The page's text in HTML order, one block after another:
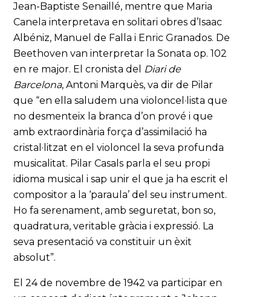
Jean-Baptiste Senaillé, mentre que Maria
Canela interpretava en solitari obres d’Isaac
Albéniz, Manuel de Falla i Enric Granados. De
Beethoven van interpretar la Sonata op. 102
en re major. El cronista del Diari de
Barcelona, Antoni Marquès, va dir de Pilar
que “en ella saludem una violoncel·lista que
no desmenteix la branca d’on prové i que
amb extraordinària força d’assimilació ha
cristal·litzat en el violoncel la seva profunda
musicalitat. Pilar Casals parla el seu propi
idioma musical i sap unir el que ja ha escrit el
compositor a la ‘paraula’ del seu instrument.
Ho fa serenament, amb seguretat, bon so,
quadratura, veritable gràcia i expressió. La
seva presentació va constituir un èxit
absolut”.
El 24 de novembre de 1942 va participar en